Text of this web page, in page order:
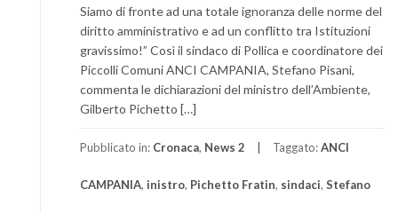
Siamo di fronte ad una totale ignoranza delle norme del
diritto amministrativo e ad un conflitto tra Istituzioni
gravissimo!” Così il sindaco di Pollica e coordinatore dei
Piccolli Comuni ANCI CAMPANIA, Stefano Pisani,
commenta le dichiarazioni del ministro dell’Ambiente,
Gilberto Pichetto […]
Pubblicato in: Cronaca, News 2 Taggato:ANCI
CAMPANIA, inistro, Pichetto Fratin, sindaci, Stefano